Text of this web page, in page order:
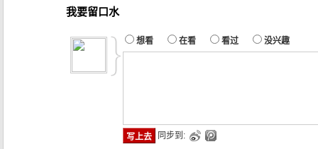
我要留口水
想看 在看 看过 没兴趣
同步到: